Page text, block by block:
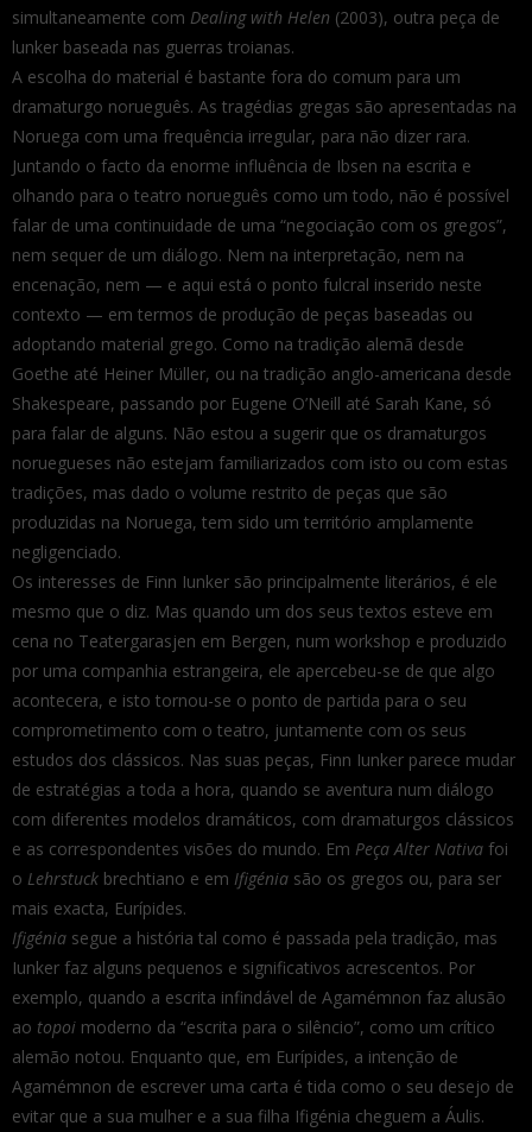
simultaneamente com Dealing with Helen (2003), outra peça de
lunker baseada nas guerras troianas.
A escolha do material é bastante fora do comum para um
dramaturgo norueguês. As tragédias gregas são apresentadas na
Noruega com uma frequência irregular, para não dizer rara.
Juntando o facto da enorme influência de Ibsen na escrita e
olhando para o teatro norueguês como um todo, não é possível
falar de uma continuidade de uma “negociação com os gregos”,
nem sequer de um diálogo. Nem na interpretação, nem na
encenação, nem — e aqui está o ponto fulcral inserido neste
contexto — em termos de produção de peças baseadas ou
adoptando material grego. Como na tradição alemã desde
Goethe até Heiner Müller, ou na tradição anglo-americana desde
Shakespeare, passando por Eugene O’Neill até Sarah Kane, só
para falar de alguns. Não estou a sugerir que os dramaturgos
noruegueses não estejam familiarizados com isto ou com estas
tradições, mas dado o volume restrito de peças que são
produzidas na Noruega, tem sido um território amplamente
negligenciado.
Os interesses de Finn Iunker são principalmente literários, é ele
mesmo que o diz. Mas quando um dos seus textos esteve em
cena no Teatergarasjen em Bergen, num workshop e produzido
por uma companhia estrangeira, ele apercebeu-se de que algo
acontecera, e isto tornou-se o ponto de partida para o seu
comprometimento com o teatro, juntamente com os seus
estudos dos clássicos. Nas suas peças, Finn Iunker parece mudar
de estratégias a toda a hora, quando se aventura num diálogo
com diferentes modelos dramáticos, com dramaturgos clássicos
e as correspondentes visões do mundo. Em Peça Alter Nativa foi
o Lehrstuck brechtiano e em Ifigénia são os gregos ou, para ser
mais exacta, Eurípides.
Ifigénia segue a história tal como é passada pela tradição, mas
Iunker faz alguns pequenos e significativos acrescentos. Por
exemplo, quando a escrita infindável de Agamémnon faz alusão
ao topoi moderno da “escrita para o silêncio”, como um crítico
alemão notou. Enquanto que, em Eurípides, a intenção de
Agamémnon de escrever uma carta é tida como o seu desejo de
evitar que a sua mulher e a sua filha Ifigénia cheguem a Áulis.